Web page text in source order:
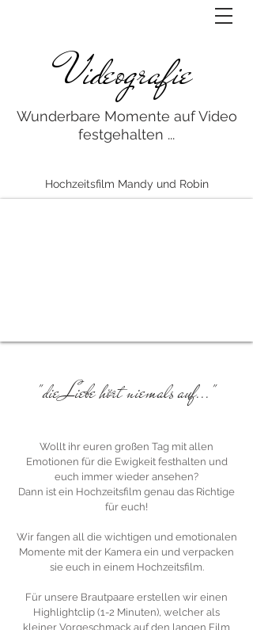
Videografie
Wunderbare Momente auf Video
festgehalten ...
Hochzeitsfilm Mandy und Robin
"die Liebe hört niemals auf..."
Wollt ihr euren großen Tag mit allen
Emotionen für die Ewigkeit festhalten und
euch immer wieder ansehen?
Dann ist ein Hochzeitsfilm genau das Richtige
für euch!
Wir fangen all die wichtigen und emotionalen
Momente mit der Kamera ein und verpacken
sie euch in einem Hochzeitsfilm.
Für unsere Brautpaare erstellen wir einen
Highlightclip (1-2 Minuten), welcher als
kleiner Vorgeschmack auf den langen Film